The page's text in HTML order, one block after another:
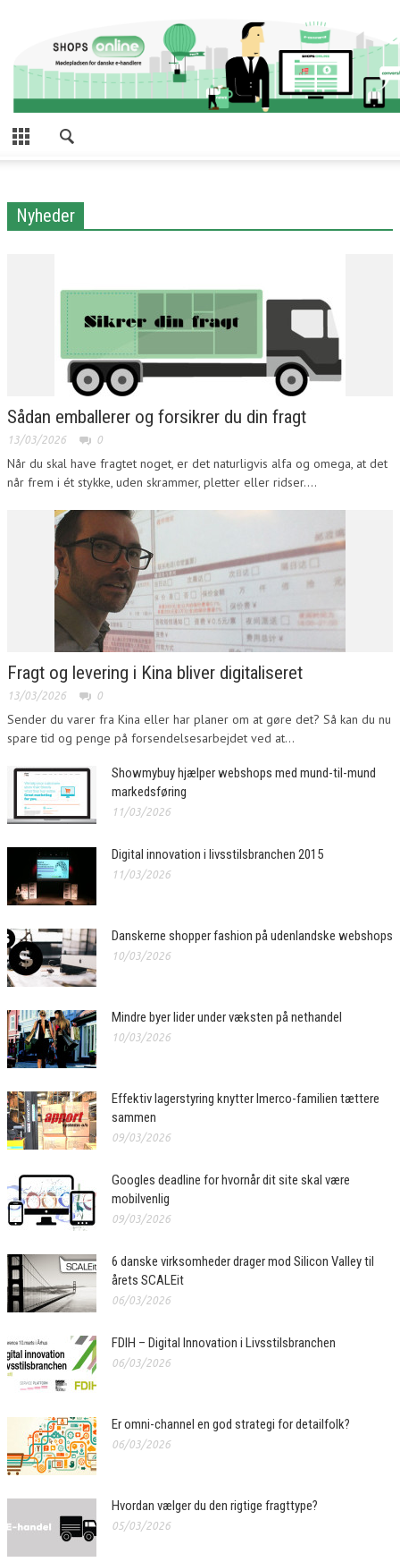
Nyheder
Sådan emballerer og forsikrer du din fragt
13/03/2026 0
Når du skal have fragtet noget, er det naturligvis alfa og omega, at det
når frem i ét stykke, uden skrammer, pletter eller ridser....
Fragt og levering i Kina bliver digitaliseret
13/03/2026 0
Sender du varer fra Kina eller har planer om at gøre det? Så kan du nu
spare tid og penge på forsendelsesarbejdet ved at...
Showmybuy hjælper webshops med mund-til-mund
markedsføring
11/03/2026
Digital innovation i livsstilsbranchen 2015
11/03/2026
Danskerne shopper fashion på udenlandske webshops
10/03/2026
Mindre byer lider under væksten på nethandel
10/03/2026
Effektiv lagerstyring knytter Imerco-familien tættere
sammen
09/03/2026
Googles deadline for hvornår dit site skal være
mobilvenlig
09/03/2026
6 danske virksomheder drager mod Silicon Valley til
årets SCALEit
06/03/2026
FDIH – Digital Innovation i Livsstilsbranchen
06/03/2026
Er omni-channel en god strategi for detailfolk?
06/03/2026
Hvordan vælger du den rigtige fragttype?
05/03/2026